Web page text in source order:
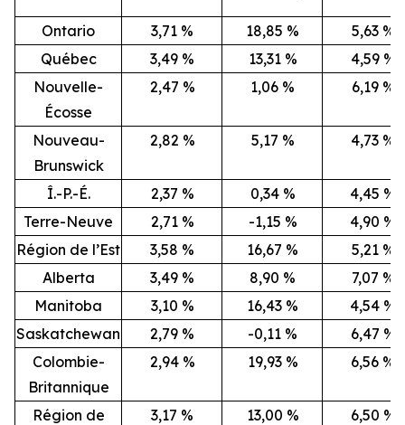
Ontario 3,71 % 18,85 %
5,63 %
Québec
3,49 % 13,31 %
4,59 %
Nouvelle-
Écosse
2,47 % 1,06 % 6,19 %
Nouveau-
Brunswick
2,82 % 5,17 % 4,73 %
Î.-P.-É. 2,37 % 0,34 %
4,45 %
Terre-Neuve
2,71 % -1,15 %
4,90 %
Région de l’Est
3,58 % 16,67 %
5,21 %
Alberta
3,49 % 8,90 %
7,07 %
Manitoba
3,10 % 16,43 %
4,54 %
Saskatchewan
2,79 % -0,11 %
6,47 %
Colombie-
Britannique
2,94 % 19,93 % 6,56 %
Région de
3,17 % 13,00 % 6,50 %